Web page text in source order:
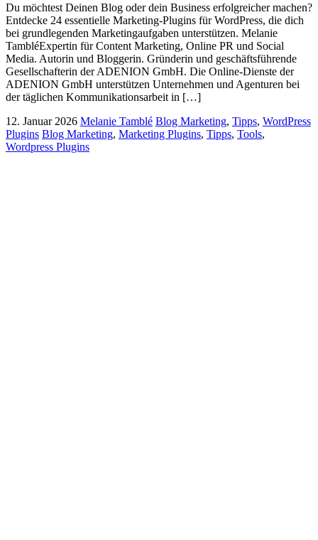
Du möchtest Deinen Blog oder dein Business erfolgreicher machen?
Entdecke 24 essentielle Marketing-Plugins für WordPress, die dich
bei grundlegenden Marketingaufgaben unterstützen. Melanie
TambléExpertin für Content Marketing, Online PR und Social
Media. Autorin und Bloggerin. Gründerin und geschäftsführende
Gesellschafterin der ADENION GmbH. Die Online-Dienste der
ADENION GmbH unterstützen Unternehmen und Agenturen bei
der täglichen Kommunikationsarbeit in […]
12. Januar 2026 Melanie Tamblé Blog Marketing, Tipps, WordPress
Plugins Blog Marketing, Marketing Plugins, Tipps, Tools,
Wordpress Plugins